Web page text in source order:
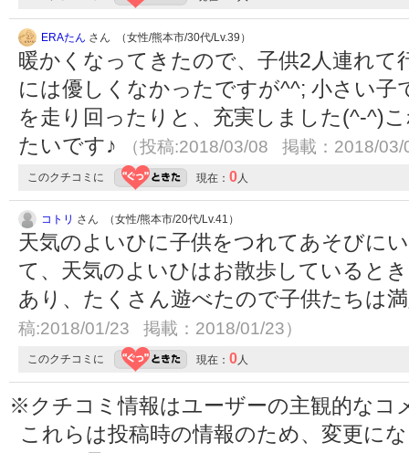
ERAたん さん （女性/熊本市/30代/Lv.39）
暖かくなってきたので、子供2人連れ
には優しくなかったですが^^; 小さい子
を走り回ったりと、充実しました(^-^)
たいです♪
（投稿:2018/03/08 掲載：2018/03/
このクチコミに 現在： 0人
コトリ さん （女性/熊本市/20代/Lv.41）
天気のよいひに子供をつれてあそびに
て、天気のよいひはお散歩していると
あり、たくさん遊べたので子供たちは
稿:2018/01/23 掲載：2018/01/23）
このクチコミに 現在： 0人
※クチコミ情報はユーザーの主観的なコ
これらは投稿時の情報のため、変更に